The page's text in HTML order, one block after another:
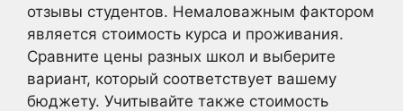
отзывы студентов. Немаловажным фактором
является стоимость курса и проживания.
Сравните цены разных школ и выберите
вариант, который соответствует вашему
бюджету. Учитывайте также стоимость